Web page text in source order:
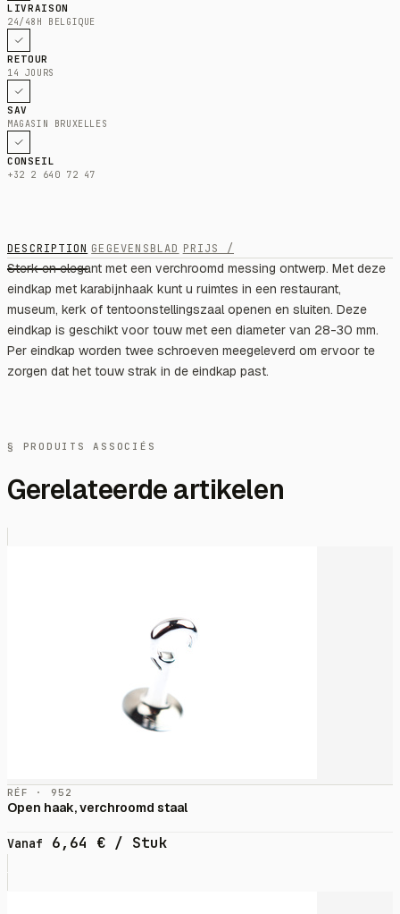
LIVRAISON
24/48H BELGIQUE
RETOUR
14 JOURS
SAV
MAGASIN BRUXELLES
CONSEIL
+32 2 640 72 47
DESCRIPTION GEGEVENSBLAD PRIJS /
Sterk en elegant met een verchroomd messing ontwerp. Met deze
eindkap met karabijnhaak kunt u ruimtes in een restaurant,
museum, kerk of tentoonstellingszaal openen en sluiten. Deze
eindkap is geschikt voor touw met een diameter van 28-30 mm.
Per eindkap worden twee schroeven meegeleverd om ervoor te
zorgen dat het touw strak in de eindkap past.
§ PRODUITS ASSOCIÉS
Gerelateerde artikelen
RÉF · 952
Open haak, verchroomd staal
Vanaf 6,64 € / Stuk